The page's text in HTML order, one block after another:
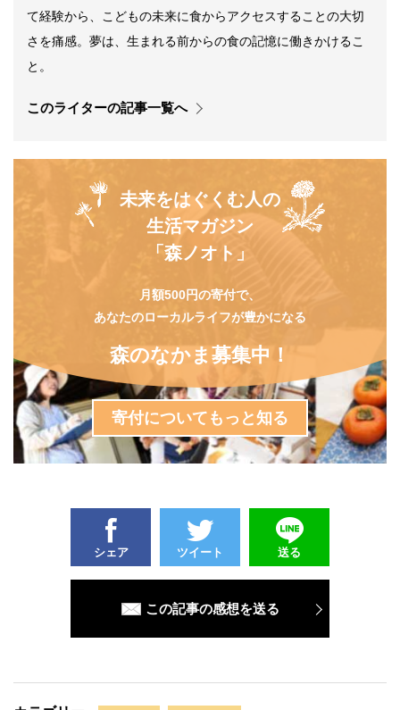
て経験から、こどもの未来に食からアクセスすることの大切
さを痛感。夢は、生まれる前からの食の記憶に働きかけるこ
と。
このライターの記事一覧へ
未来をはぐくむ人の
生活マガジン
「森ノオト」
月額500円の寄付で、
あなたのローカルライフが豊かになる
森のなかま募集中！
寄付についてもっと知る
シェア ツイート 送る
この記事の感想を送る